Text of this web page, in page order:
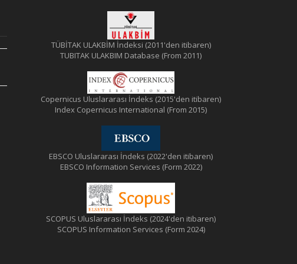
TÜBİTAK ULAKBİM İndeksi (2011'den itibaren)
TUBITAK ULAKBIM Database (From 2011)
Copernicus Uluslararası İndeks (2015'den itibaren)
Index Copernicus International (From 2015)
EBSCO Uluslararası İndeks (2022'den itibaren)
EBSCO Information Services (Form 2022)
SCOPUS Uluslararası İndeks (2024'den itibaren)
SCOPUS Information Services (Form 2024)